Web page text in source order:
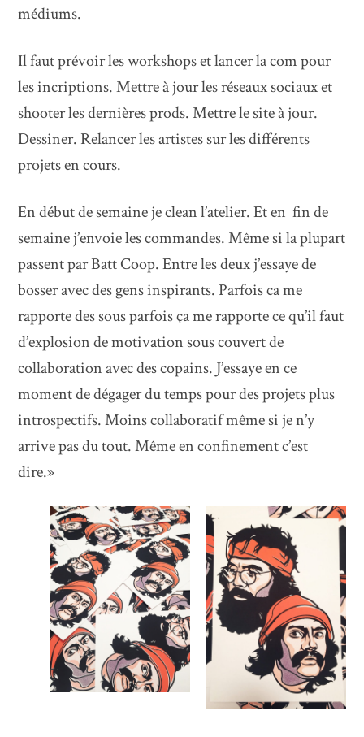
médiums.
Il faut prévoir les workshops et lancer la com pour
les incriptions. Mettre à jour les réseaux sociaux et
shooter les dernières prods. Mettre le site à jour.
Dessiner. Relancer les artistes sur les différents
projets en cours.
En début de semaine je clean l’atelier. Et en fin de
semaine j’envoie les commandes. Même si la plupart
passent par Batt Coop. Entre les deux j’essaye de
bosser avec des gens inspirants. Parfois ca me
rapporte des sous parfois ça me rapporte ce qu’il faut
d’explosion de motivation sous couvert de
collaboration avec des copains. J’essaye en ce
moment de dégager du temps pour des projets plus
introspectifs. Moins collaboratif même si je n’y
arrive pas du tout. Même en confinement c’est
dire.»